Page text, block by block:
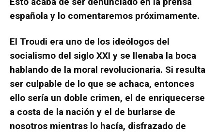
española y lo comentaremos próximamente.
El Troudi era uno de los ideólogos del
socialismo del siglo XXI y se llenaba la boca
hablando de la moral revolucionaria. Si resulta
ser culpable de lo que se achaca, entonces
ello sería un doble crimen, el de enriquecerse
a costa de la nación y el de burlarse de
nosotros mientras lo hacía, disfrazado de